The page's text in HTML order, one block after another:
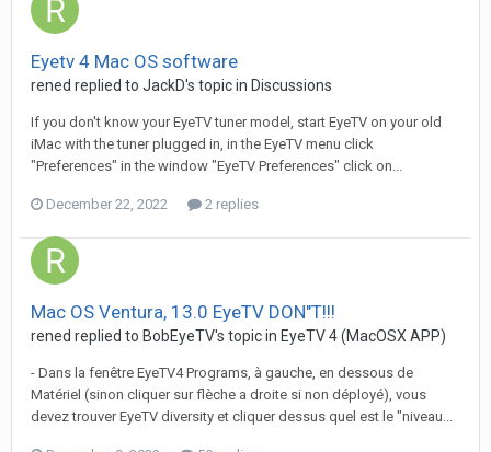
Eyetv 4 Mac OS software
rened replied to JackD's topic in Discussions
If you don't know your EyeTV tuner model, start EyeTV on your old
iMac with the tuner plugged in, in the EyeTV menu click
"Preferences" in the window "EyeTV Preferences" click on...
December 22, 2022 2 replies
Mac OS Ventura, 13.0 EyeTV DON"T!!!
rened replied to BobEyeTV's topic in EyeTV 4 (MacOSX APP)
- Dans la fenêtre EyeTV4 Programs, à gauche, en dessous de
Matériel (sinon cliquer sur flèche a droite si non déployé), vous
devez trouver EyeTV diversity et cliquer dessus quel est le "niveau...